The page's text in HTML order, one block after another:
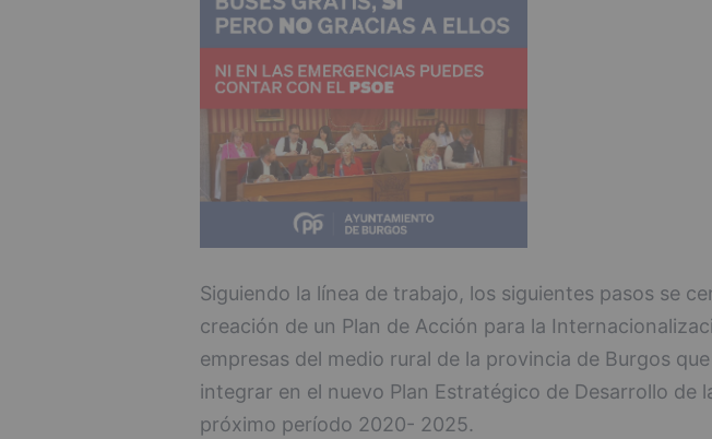
Siguiendo la línea de trabajo, los siguientes pasos se
creación de un Plan de Acción para la
empresas del medio rural de la provincia de Burgos
integrar en el nuevo Plan Estratégico de Desarrollo de
próximo período 2020- 2025.